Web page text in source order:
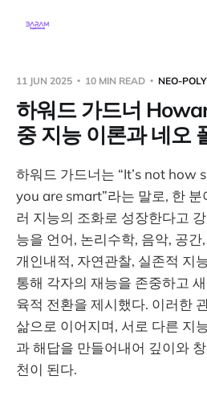
11 JUN 2025 10 MIN READ NEO-
하워드 가드너
중 지능 이론과 네오
하워드 가드너는 “It’s not how
you are smart”라는 말로, 한 분
러 지능의 조화로 성장한다고
능을 언어, 논리수학, 음악, 공
개인내적, 자연관찰, 실존적 지
통해 각자의 재능을 존중하고
육적 전환을 제시했다. 이러한
삶으로 이어지며, 서로 다른 지
과 해답을 만들어내어 깊이와
천이 된다.